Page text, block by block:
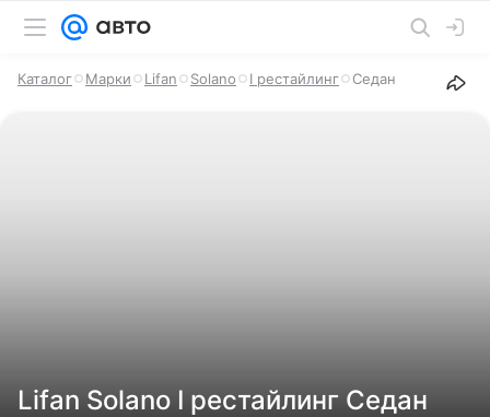
Каталог Марки Lifan Solano I рестайлинг Седан
Lifan Solano I рестайлинг Седан